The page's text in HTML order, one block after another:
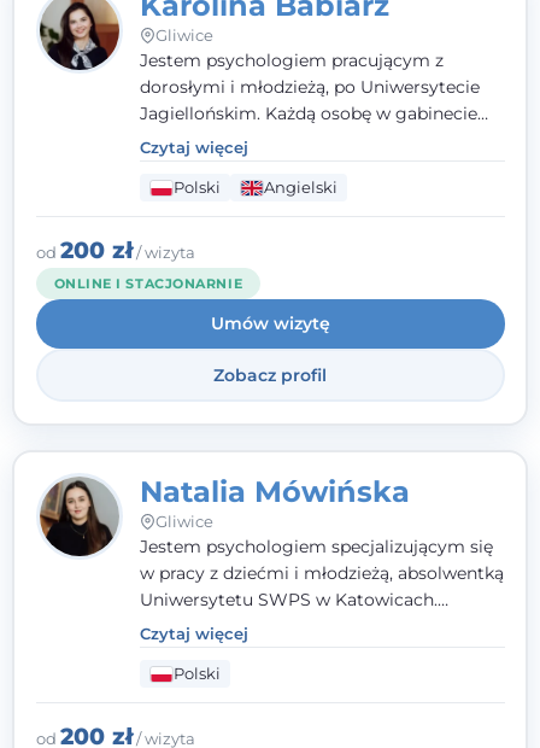
Gliwice
Jestem psychologiem pracującym z
dorosłymi i młodzieżą, po Uniwersytecie
Jagiellońskim. Każdą osobę w gabinecie
traktuję jak osobną historię, którą poznaję,
budując relację opartą na zaufaniu i
empatii. Przyjmuję w Poradni Teraply.pl w
Gliwicach oraz online, po polsku i po
angielsku.
Czytaj więcej
Polski Angielski
od 200 zł/ wizyta
ONLINE I STACJONARNIE
Umów wizytę
Zobacz profil
Natalia Mówińska
Gliwice
Jestem psychologiem specjalizującym się
w pracy z dziećmi i młodzieżą, absolwentką
Uniwersytetu SWPS w Katowicach.
Prowadzę konsultacje oraz terapię
nastawioną na potrzeby dziecka i jego
rodziny. Najważniejsze jest dla mnie
stworzenie bezpiecznego miejsca, w
którym dziecko czuje się zauważone i
Czytaj więcej
Polski
od 200 zł/ wizyta